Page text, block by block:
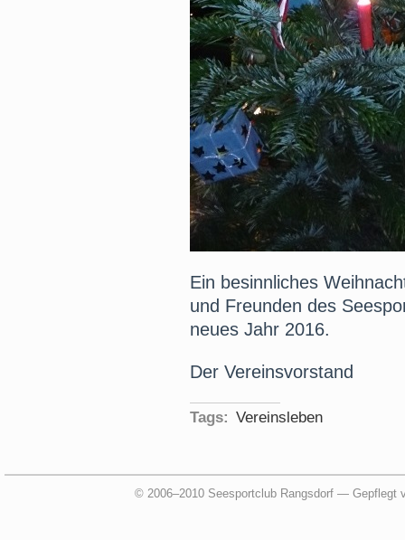
Ein besinnliches
und Freunden des
neues Jahr 2016.
Der Vereinsvorstand
Tags: Vereinsleben
© 2006–2010 Seesportclub Rangsdorf — Gepflegt